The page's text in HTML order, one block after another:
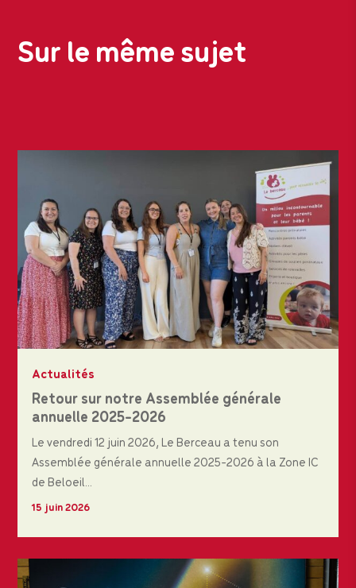
Sur le même sujet
Actualités
Retour sur notre Assemblée générale
annuelle 2025-2026
Le vendredi 12 juin 2026, Le Berceau a tenu son
Assemblée générale annuelle 2025-2026 à la Zone IC
de Beloeil...
15 juin 2026